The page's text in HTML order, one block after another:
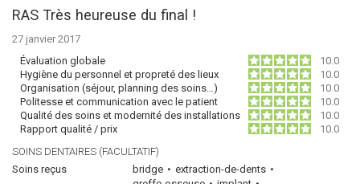
RAS Très heureuse du final !
27 janvier 2017
Évaluation globale
10.0
Hygiène du personnel et propreté des lieux
10.0
Organisation (séjour, planning des soins…)
10.0
Politesse et communication avec le patient
10.0
Qualité des soins et modernité des installations
10.0
Rapport qualité / prix
10.0
SOINS DENTAIRES (FACULTATIF)
Soins reçus
bridge
extraction-de-dents